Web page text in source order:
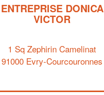
ENTREPRISE DONICA
VICTOR
1 Sq Zephirin Camelinat
91000 Evry-Courcouronnes